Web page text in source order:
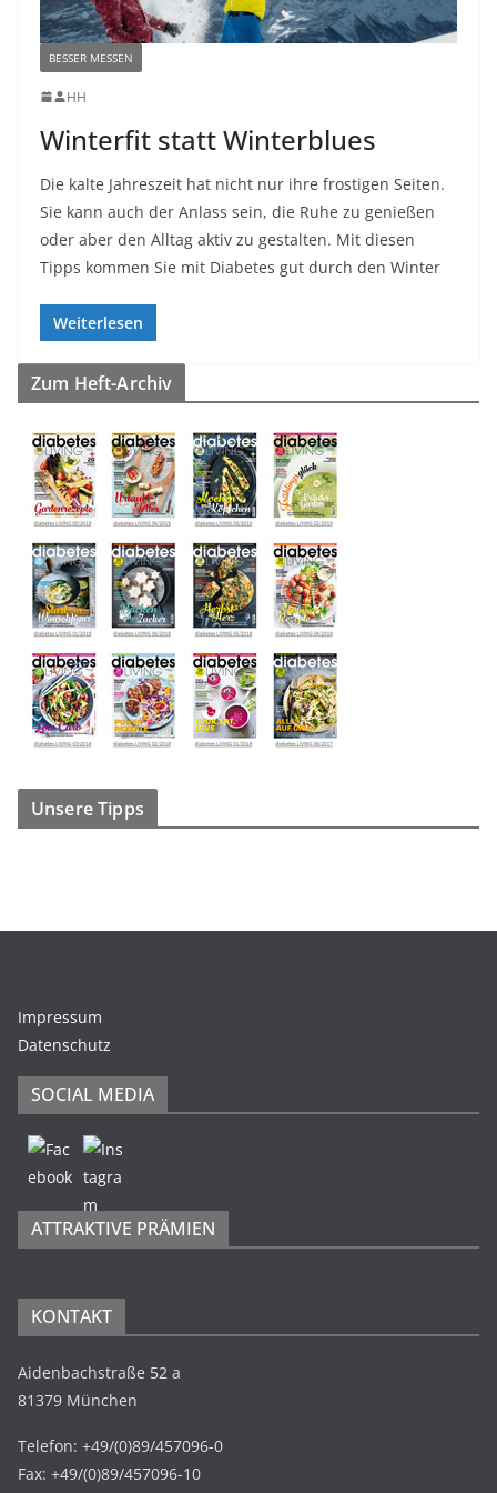
BESSER MESSEN
HH
Winterfit statt Winterblues
Die kalte Jahreszeit hat nicht nur ihre frostigen Seiten.
Sie kann auch der Anlass sein, die Ruhe zu genießen
oder aber den Alltag aktiv zu gestalten. Mit diesen
Tipps kommen Sie mit Diabetes gut durch den Winter
Weiterlesen
Zum Heft-Archiv
Unsere Tipps
Impressum
Datenschutz
SOCIAL MEDIA
ATTRAKTIVE PRÄMIEN
KONTAKT
Aidenbachstraße 52 a
81379 München
Telefon: +49/(0)89/457096-0
Fax: +49/(0)89/457096-10